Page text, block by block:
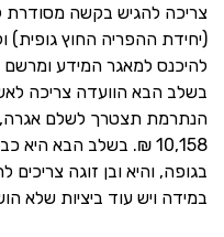
(יחידת ההפריה החוץ גופית)
להיכנס למאגר המידע ומרשם
בשלב הבא הוועדה צריכה
10,158 ₪. בשלב הבא
בגופה, והיא ובן זוגה
במידה ויש עוד ביציות שלא